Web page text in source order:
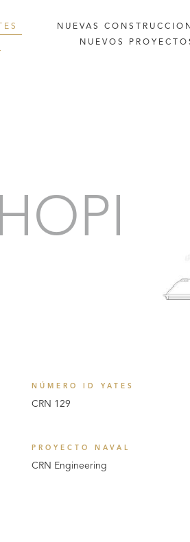
NUEVAS
NUEVOS
NÚMERO ID YATES
CRN 129
PROYECTO NAVAL
CRN Engineering